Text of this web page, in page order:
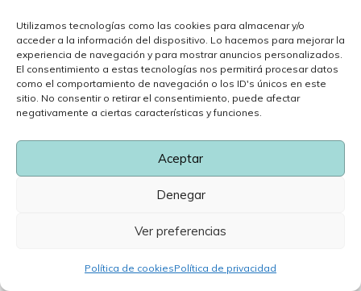
Utilizamos tecnologías como las cookies para almacenar y/o
acceder a la información del dispositivo. Lo hacemos para mejorar la
experiencia de navegación y para mostrar anuncios personalizados.
El consentimiento a estas tecnologías nos permitirá procesar datos
como el comportamiento de navegación o los ID's únicos en este
sitio. No consentir o retirar el consentimiento, puede afectar
negativamente a ciertas características y funciones.
Aceptar
Denegar
Ver preferencias
Política de cookiesPolítica de privacidad
plantas flotantes poda de plantas Poodle Populares
precauciones con la luz solar preguntas comunes sobre dragón barbudo
Preguntas Frecuentes preguntas frecuentes introducción gato
Preguntas frecuentes sobre camaleones
preguntas frecuentes sobre dragones barbudos
preguntas frecuentes sobre dragón barbudo
Preguntas Frecuentes Terrario Preparación del hogar